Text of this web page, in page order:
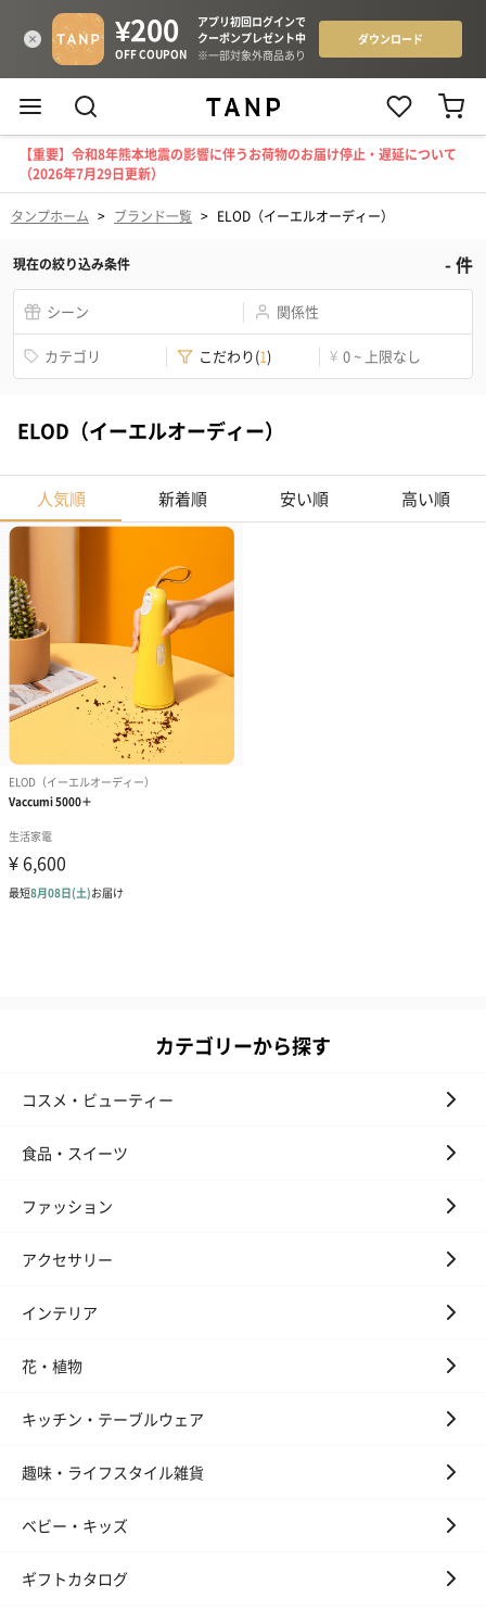
【重要】令和8年熊本地震の影響に伴うお荷物のお届け停止・遅延について
（2026年7月29日更新）
タンプホーム > ブランド一覧 > ELOD（イーエルオーディー）
現在の絞り込み条件 -件
シーン 関係性
カテゴリ こだわり(1) ¥ 0 ~ 上限なし
ELOD（イーエルオーディー）
人気順 新着順 安い順 高い順
カテゴリーから探す
コスメ・ビューティー
食品・スイーツ
ファッション
アクセサリー
インテリア
花・植物
キッチン・テーブルウェア
趣味・ライフスタイル雑貨
ベビー・キッズ
ギフトカタログ